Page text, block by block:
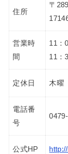
住所
〒
営業時
間
11：
11：
定休日 木曜
電話番
号
公式HP